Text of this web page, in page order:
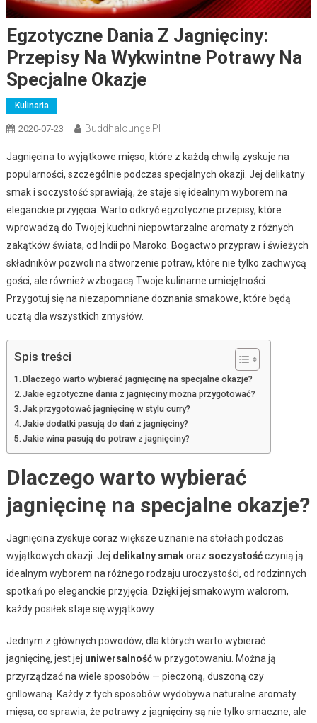
Egzotyczne Dania Z Jagnięciny:
Przepisy Na Wykwintne Potrawy Na
Specjalne Okazje
Kulinaria
2020-07-23 Buddhalounge.pl
Jagnięcina to wyjątkowe mięso, które z każdą chwilą zyskuje na
popularności, szczególnie podczas specjalnych okazji. Jej delikatny
smak i soczystość sprawiają, że staje się idealnym wyborem na
eleganckie przyjęcia. Warto odkryć egzotyczne przepisy, które
wprowadzą do Twojej kuchni niepowtarzalne aromaty z różnych
zakątków świata, od Indii po Maroko. Bogactwo przypraw i świeżych
składników pozwoli na stworzenie potraw, które nie tylko zachwycą
gości, ale również wzbogacą Twoje kulinarne umiejętności.
Przygotuj się na niezapomniane doznania smakowe, które będą
ucztą dla wszystkich zmysłów.
Spis treści
Dlaczego warto wybierać jagnięcinę na specjalne okazje?
Jakie egzotyczne dania z jagnięciny można przygotować?
Jak przygotować jagnięcinę w stylu curry?
Jakie dodatki pasują do dań z jagnięciny?
Jakie wina pasują do potraw z jagnięciny?
Dlaczego warto wybierać
jagnięcinę na specjalne okazje?
Jagnięcina zyskuje coraz większe uznanie na stołach podczas
wyjątkowych okazji. Jej delikatny smakoraz soczystośćczynią ją
idealnym wyborem na różnego rodzaju uroczystości, od rodzinnych
spotkań po eleganckie przyjęcia. Dzięki jej smakowym walorom,
każdy posiłek staje się wyjątkowy.
Jednym z głównych powodów, dla których warto wybierać
jagnięcinę, jest jej uniwersalnośćw przygotowaniu. Można ją
przyrządzać na wiele sposobów — pieczoną, duszoną czy
grillowaną. Każdy z tych sposobów wydobywa naturalne aromaty
mięsa, co sprawia, że potrawy z jagnięciny są nie tylko smaczne, ale